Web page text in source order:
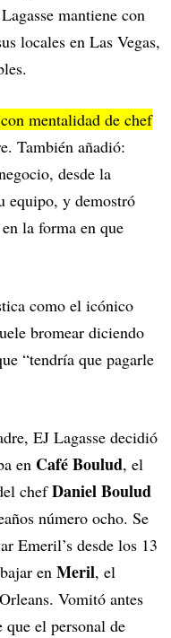
mantiene con
locales en Las Vegas,
mentalidad de chef
También añadió:
desde la
equipo, y demostró
la forma en que
como el icónico
bromear diciendo
“tendría que pagarle
EJ Lagasse decidió
en Café Boulud, el
chefDaniel Boulud
número ocho. Se
Emeril’s desde los 13
en Meril, el
Vomitó antes
el personal de